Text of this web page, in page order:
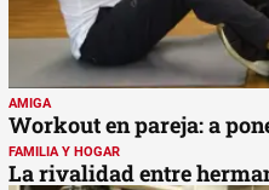
AMIGA
Workout en pareja: a
FAMILIA Y HOGAR
La rivalidad entre